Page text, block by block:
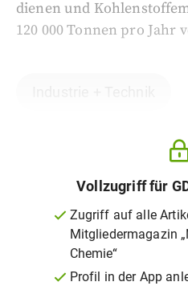
dienen und
120 000 Tonnen pro Jahr
Vollzugriff für
Zugriff auf alle
Mitgliedermagazin
Chemie“
Profil in der App